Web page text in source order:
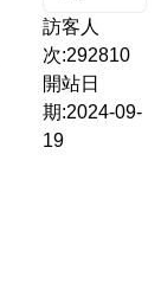
訪客人
次:292810
開站日
期:2024-09-
19